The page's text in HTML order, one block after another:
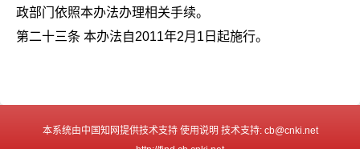
政部门依照本办法办理相关手续。
第二十三条 本办法自2011年2月1日起施行。
本系统由中国知网提供技术支持 使用说明 技术支持: cb@cnki.net